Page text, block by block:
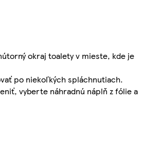
okraj toalety v mieste, kde je
po niekoľkých spláchnutiach.
vyberte náhradnú náplň z fólie a